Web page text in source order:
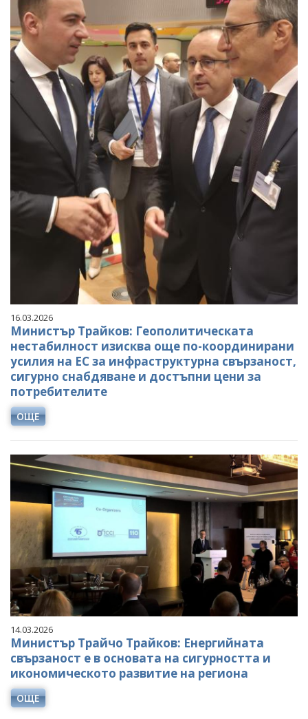
16.03.2026
Министър Трайков: Геополитическата
нестабилност изисква още по-координирани
усилия на ЕС за инфраструктурна свързаност,
сигурно снабдяване и достъпни цени за
потребителите
ОЩЕ
14.03.2026
Министър Трайчо Трайков: Енергийната
свързаност е в основата на сигурността и
икономическото развитие на региона
ОЩЕ